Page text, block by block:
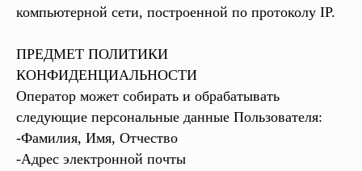
компьютерной сети, построенной по протоколу IP.
ПРЕДМЕТ ПОЛИТИКИ
КОНФИДЕНЦИАЛЬНОСТИ
Оператор может собирать и обрабатывать
следующие персональные данные Пользователя:
-Фамилия, Имя, Отчество
-Адрес электронной почты